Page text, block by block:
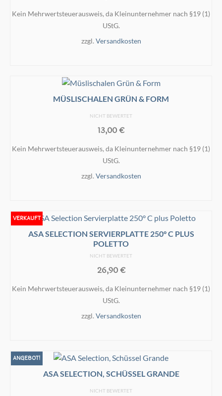
Optionen
können
auf
Kein Mehrwertsteuerausweis, da Kleinunternehmer nach §19 (1)
UStG.
zzgl. Versandkosten
MÜSLISCHALEN GRÜN & FORM
NICHT BEWERTET
13,00€
Kein Mehrwertsteuerausweis, da Kleinunternehmer nach §19 (1)
UStG.
zzgl. Versandkosten
VERKAUFT
ASA SELECTION SERVIERPLATTE 250° C PLUS
POLETTO
NICHT BEWERTET
26,90€
Kein Mehrwertsteuerausweis, da Kleinunternehmer nach §19 (1)
UStG.
zzgl. Versandkosten
ANGEBOT!
ASA SELECTION, SCHÜSSEL GRANDE
NICHT BEWERTET